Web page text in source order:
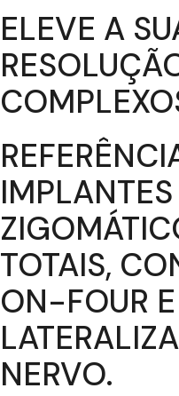
ELEVE A
IMPLANTES
TOTAIS,
ON-FOUR E
NERVO.